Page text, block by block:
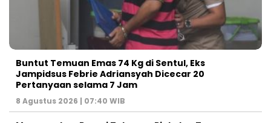
Buntut Temuan Emas 74 Kg di Sentul, Eks
Jampidsus Febrie Adriansyah Dicecar 20
Pertanyaan selama 7 Jam
8 Agustus 2026 | 07:40 WIB